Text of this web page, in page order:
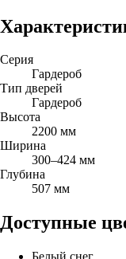
Серия
Гардероб
Тип дверей
Гардероб
Высота
2200 мм
Ширина
300–424 мм
Глубина
507 мм
Доступные